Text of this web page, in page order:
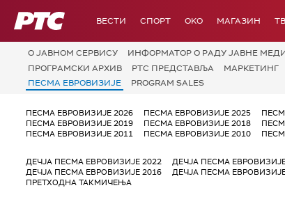
РТС ВЕСТИ СПОРТ OKO МАГАЗИН ТВ
О JАВНОМ СЕРВИСУ ИНФОРМАТОР О РАДУ ЈАВНЕ
ПРОГРАМСКИ АРХИВ
РТС ПРЕДСТАВЉА МАРКЕТИНГ
ПЕСМА ЕВРОВИЗИЈЕ
PROGRAM SALES
ПЕСМА ЕВРОВИЗИЈЕ 2026 ПЕСМА ЕВРОВИЗИЈЕ 2025
ПЕСМА ЕВРОВИЗИЈЕ 2019
ПЕСМА ЕВРОВИЗИЈЕ 2018
ПЕСМА ЕВРОВИЗИЈЕ 2011
ПЕСМА ЕВРОВИЗИЈЕ 2010
ДЕЧЈА ПЕСМА ЕВРОВИЗИЈЕ 2022 ДЕЧЈА ПЕСМА ЕВРОВИЗИЈЕ
ДЕЧЈА ПЕСМА ЕВРОВИЗИЈЕ 2016
ДЕЧЈА ПЕСМА
ПРЕТХОДНА ТАКМИЧЕЊА